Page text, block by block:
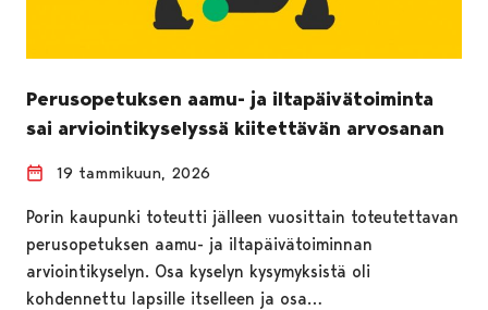
Perusopetuksen aamu- ja iltapäivätoiminta
sai arviointikyselyssä kiitettävän arvosanan
19 tammikuun, 2026
Porin kaupunki toteutti jälleen vuosittain toteutettavan
perusopetuksen aamu- ja iltapäivätoiminnan
arviointikyselyn. Osa kyselyn kysymyksistä oli
kohdennettu lapsille itselleen ja osa…